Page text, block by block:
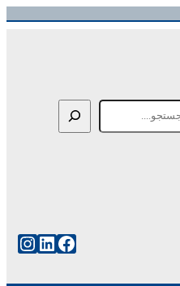
فیس‌بوک